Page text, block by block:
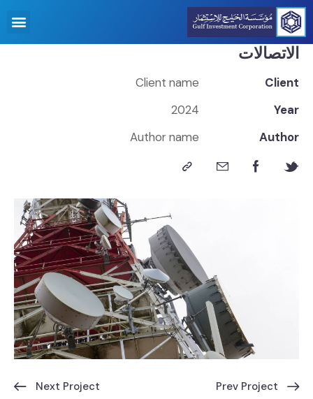
الاتصالات
Client
Client name
Year
2024
Author
Author name
Prev Project
Next Project